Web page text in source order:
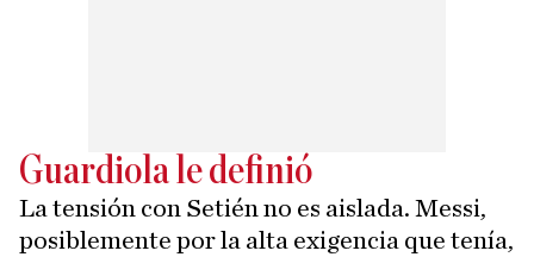
Guardiola le definió
La tensión con Setién no es aislada. Messi,
posiblemente por la alta exigencia que tenía,